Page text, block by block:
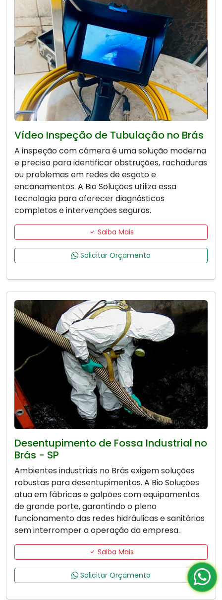
Vídeo Inspeção de Tubulação no Brás
A inspeção com câmera é uma solução moderna
e precisa para identificar obstruções, rachaduras
ou problemas em redes de esgoto e
encanamentos. A Bio Soluções utiliza essa
tecnologia para oferecer diagnósticos
completos e intervenções seguras.
Saiba Mais
Solicitar Orçamento
Desentupimento de Fossa Industrial no
Brás - SP
Ambientes industriais no Brás exigem soluções
robustas para desentupimentos. A Bio Soluções
atua em fábricas e galpões com equipamentos
de grande porte, garantindo o pleno
funcionamento das redes hidráulicas e sanitárias
sem interromper a operação da empresa.
Saiba Mais
Solicitar Orçamento